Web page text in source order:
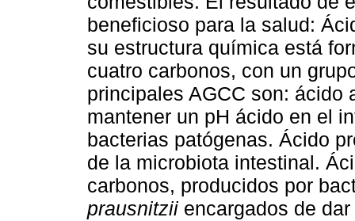
beneficioso para la salud:
su estructura química está
cuatro carbonos, con un
principales AGCC son: ácido
mantener un pH ácido en el
bacterias patógenas. Ácido
de la microbiota intestinal.
carbonos, producidos por
prausnitzii encargados de